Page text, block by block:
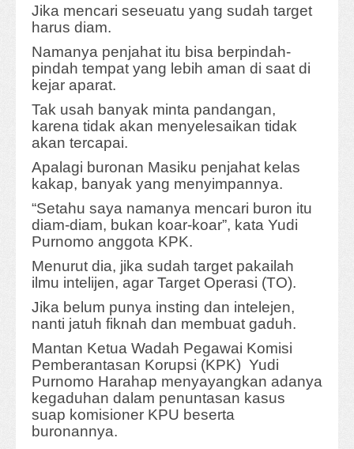
Jika mencari seseuatu yang sudah target
harus diam.
Namanya penjahat itu bisa berpindah-
pindah tempat yang lebih aman di saat di
kejar aparat.
Tak usah banyak minta pandangan,
karena tidak akan menyelesaikan tidak
akan tercapai.
Apalagi buronan Masiku penjahat kelas
kakap, banyak yang menyimpannya.
“Setahu saya namanya mencari buron itu
diam-diam, bukan koar-koar”, kata Yudi
Purnomo anggota KPK.
Menurut dia, jika sudah target pakailah
ilmu intelijen, agar Target Operasi (TO).
Jika belum punya insting dan intelejen,
nanti jatuh fiknah dan membuat gaduh.
Mantan Ketua Wadah Pegawai Komisi
Pemberantasan Korupsi (KPK) Yudi
Purnomo Harahap menyayangkan adanya
kegaduhan dalam penuntasan kasus
suap komisioner KPU beserta
buronannya.